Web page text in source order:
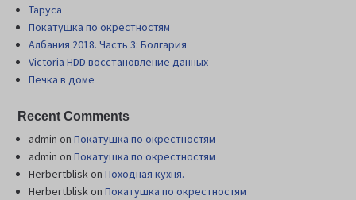
Таруса
Покатушка по окрестностям
Албания 2018. Часть 3: Болгария
Victoria HDD восстановление данных
Печка в доме
Recent Comments
admin onПокатушка по окрестностям
admin onПокатушка по окрестностям
HerbertbliskonПоходная кухня.
HerbertbliskonПокатушка по окрестностям